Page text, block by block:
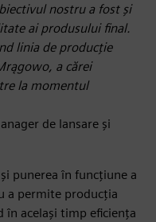
nostru a fost și
ai produsului final.
linia de producție
a cărei
la momentul
de lansare și
punerea în funcțiune a
a permite producția
în același timp eficiența